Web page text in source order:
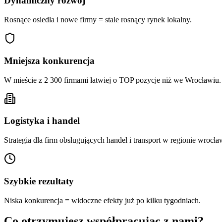
Rosnące osiedla i nowe firmy = stale rosnący rynek lokalny.
Mniejsza konkurencja
W mieście z 2 300 firmami łatwiej o TOP pozycje niż we Wrocławiu.
Logistyka i handel
Strategia dla firm obsługujących handel i transport w regionie
Szybkie rezultaty
Niska konkurencja = widoczne efekty już po kilku tygodniach.